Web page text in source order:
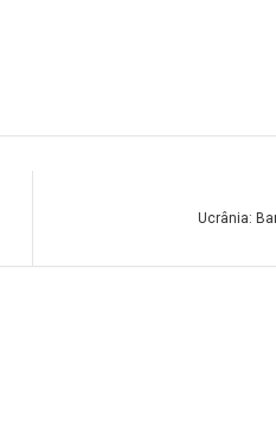
Ucrânia: